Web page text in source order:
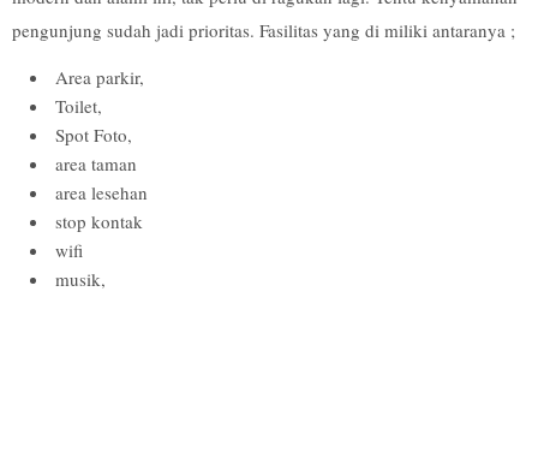
pengunjung sudah jadi prioritas. Fasilitas yang di miliki antaranya ;
Area parkir,
Toilet,
Spot Foto,
area taman
area lesehan
stop kontak
wifi
musik,